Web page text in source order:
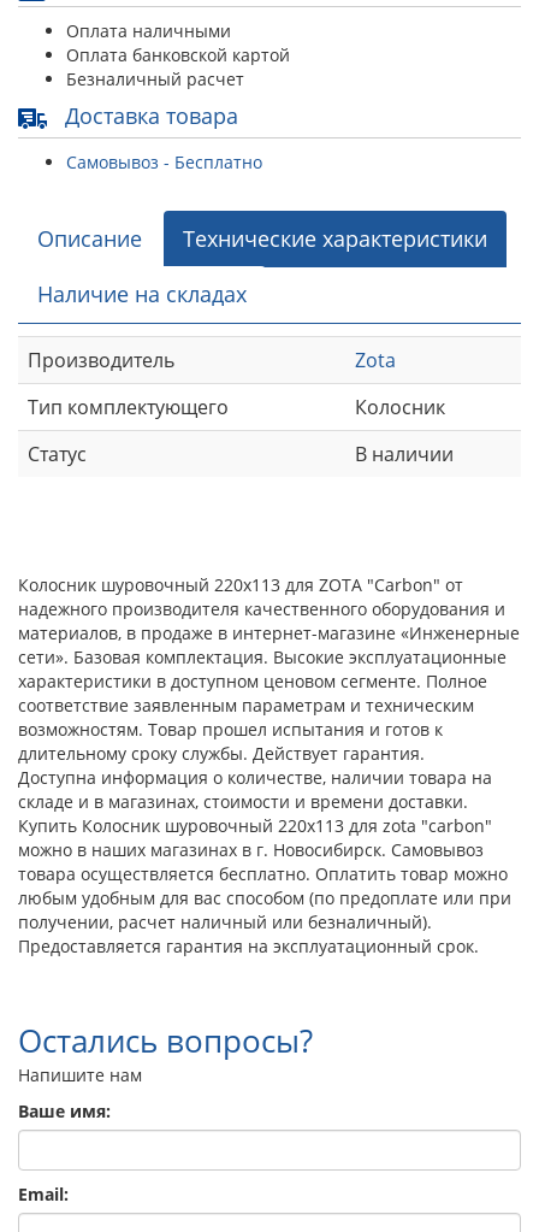
Оплата наличными
Оплата банковской картой
Безналичный расчет
Доставка товара
Самовывоз - Бесплатно
Описание
Технические характеристики
Наличие на складах
Производитель
Zota
Тип комплектующего
Колосник
Статус
В наличии
Колосник шуровочный 220х113 для ZOTA "Carbon" от
надежного производителя качественного оборудования и
материалов, в продаже в интернет-магазине «Инженерные
сети». Базовая комплектация. Высокие эксплуатационные
характеристики в доступном ценовом сегменте. Полное
соответствие заявленным параметрам и техническим
возможностям. Товар прошел испытания и готов к
длительному сроку службы. Действует гарантия.
Доступна информация о количестве, наличии товара на
складе и в магазинах, стоимости и времени доставки.
Купить Колосник шуровочный 220х113 для zota "carbon"
можно в наших магазинах в г. Новосибирск. Самовывоз
товара осуществляется бесплатно. Оплатить товар можно
любым удобным для вас способом (по предоплате или при
получении, расчет наличный или безналичный).
Предоставляется гарантия на эксплуатационный срок.
Остались вопросы?
Напишите нам
Ваше имя:
Email: